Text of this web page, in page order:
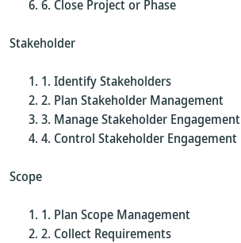
Close Project or Phase
Stakeholder
Identify Stakeholders
Plan Stakeholder Management
Manage Stakeholder Engagement
Control Stakeholder Engagement
Scope
Plan Scope Management
Collect Requirements